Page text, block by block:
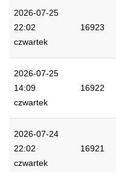
2026-07-25
22:02
czwartek
16923
2026-07-25
14:09
czwartek
16922
2026-07-24
22:02
czwartek
16921